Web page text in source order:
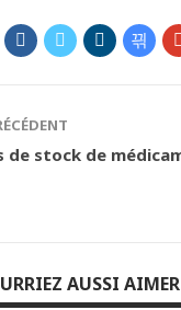
de stock de
AUSSI AIMER